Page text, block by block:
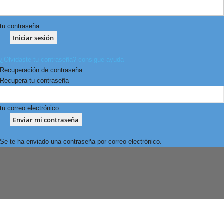
tu contraseña
¿Olvidaste tu contraseña? consigue ayuda
Recuperación de contraseña
Recupera tu contraseña
tu correo electrónico
Se te ha enviado una contraseña por correo electrónico.